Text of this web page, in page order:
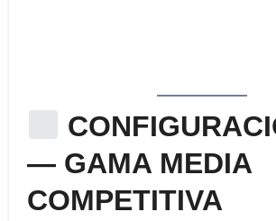
— GAMA MEDIA
COMPETITIVA